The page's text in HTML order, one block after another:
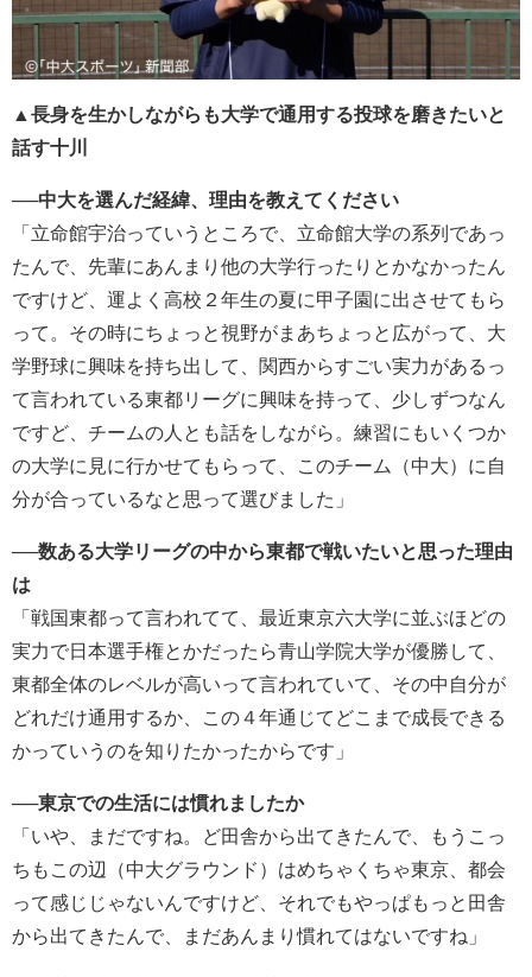
▲長身を生かしながらも大学で通用する投球を磨きたいと
話す十川
──中大を選んだ経緯、理由を教えてください
「立命館宇治っていうところで、立命館大学の系列であっ
たんで、先輩にあんまり他の大学行ったりとかなかったん
ですけど、運よく高校２年生の夏に甲子園に出させてもら
って。その時にちょっと視野がまあちょっと広がって、大
学野球に興味を持ち出して、関西からすごい実力があるっ
て言われている東都リーグに興味を持って、少しずつなん
ですど、チームの人とも話をしながら。練習にもいくつか
の大学に見に行かせてもらって、このチーム（中大）に自
分が合っているなと思って選びました」
──数ある大学リーグの中から東都で戦いたいと思った理由
は
「戦国東都って言われてて、最近東京六大学に並ぶほどの
実力で日本選手権とかだったら青山学院大学が優勝して、
東都全体のレベルが高いって言われていて、その中自分が
どれだけ通用するか、この４年通じてどこまで成長できる
かっていうのを知りたかったからです」
──東京での生活には慣れましたか
「いや、まだですね。ど田舎から出てきたんで、もうこっ
ちもこの辺（中大グラウンド）はめちゃくちゃ東京、都会
って感じじゃないんですけど、それでもやっぱもっと田舎
から出てきたんで、まだあんまり慣れてはないですね」